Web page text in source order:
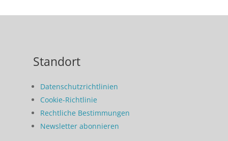
Standort
Datenschutzrichtlinien
Cookie-Richtlinie
Rechtliche Bestimmungen
Newsletter abonnieren